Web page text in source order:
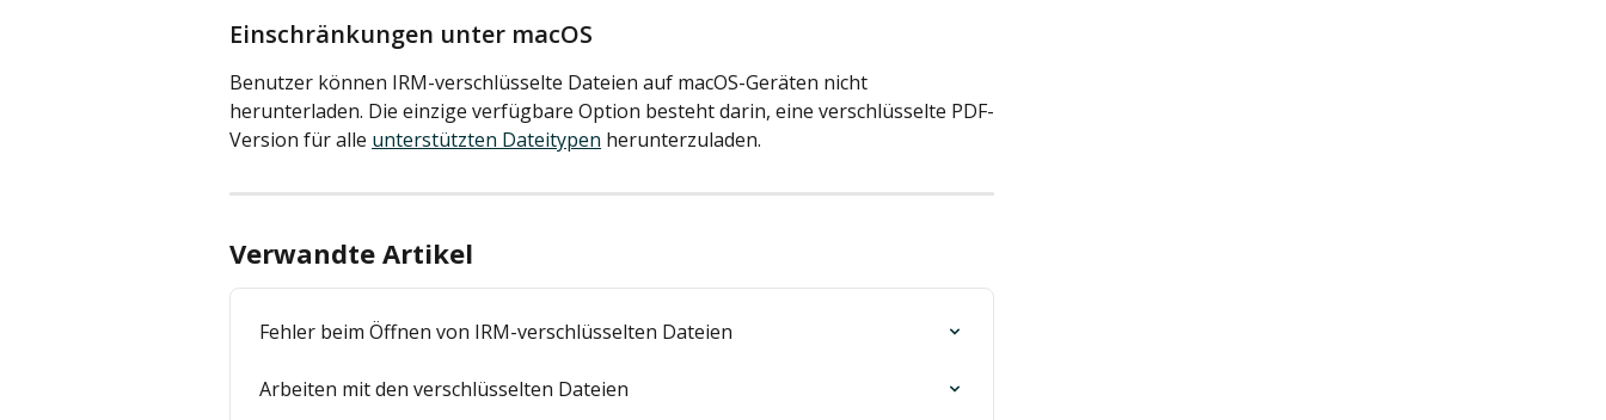
Einschränkungen unter macOS
Benutzer können IRM-verschlüsselte Dateien auf macOS-Geräten nicht
herunterladen. Die einzige verfügbare Option besteht darin, eine verschlüsselte PDF-
Version für alle unterstützten Dateitypen herunterzuladen.
Verwandte Artikel
Fehler beim Öffnen von IRM-verschlüsselten Dateien
Arbeiten mit den verschlüsselten Dateien